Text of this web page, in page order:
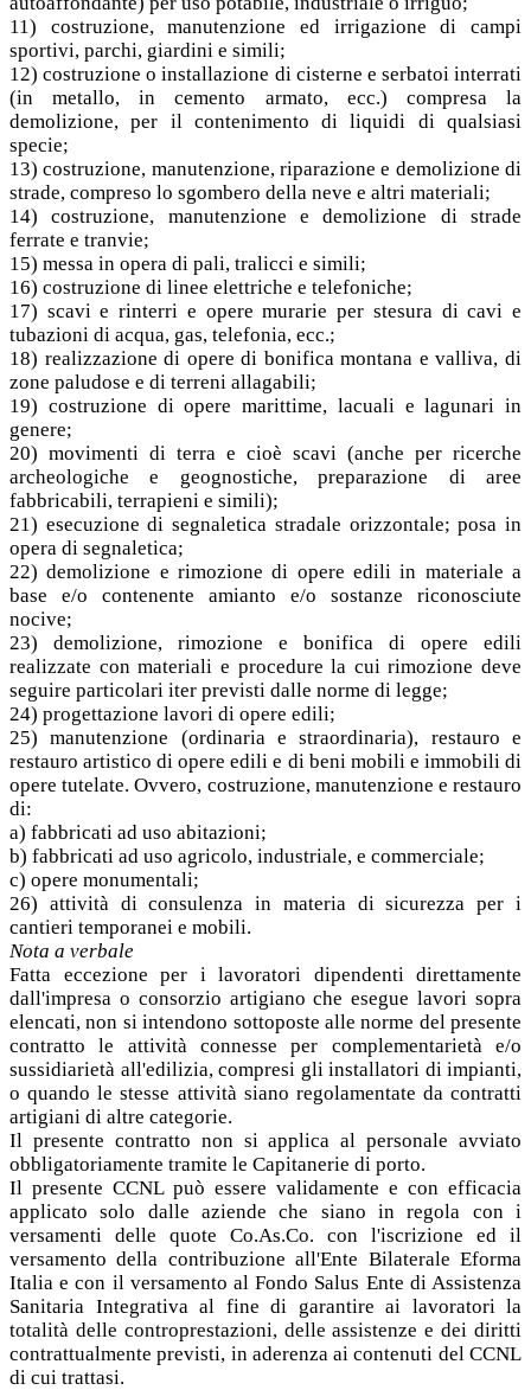
11) costruzione, manutenzione ed irrigazione di campi
sportivi, parchi, giardini e simili;
12) costruzione o installazione di cisterne e serbatoi interrati
(in metallo, in cemento armato, ecc.) compresa la
demolizione, per il contenimento di liquidi di qualsiasi
specie;
13) costruzione, manutenzione, riparazione e demolizione di
strade, compreso lo sgombero della neve e altri materiali;
14) costruzione, manutenzione e demolizione di strade
ferrate e tranvie;
15) messa in opera di pali, tralicci e simili;
16) costruzione di linee elettriche e telefoniche;
17) scavi e rinterri e opere murarie per stesura di cavi e
tubazioni di acqua, gas, telefonia, ecc.;
18) realizzazione di opere di bonifica montana e valliva, di
zone paludose e di terreni allagabili;
19) costruzione di opere marittime, lacuali e lagunari in
genere;
20) movimenti di terra e cioè scavi (anche per ricerche
archeologiche e geognostiche, preparazione di aree
fabbricabili, terrapieni e simili);
21) esecuzione di segnaletica stradale orizzontale; posa in
opera di segnaletica;
22) demolizione e rimozione di opere edili in materiale a
base e/o contenente amianto e/o sostanze riconosciute
nocive;
23) demolizione, rimozione e bonifica di opere edili
realizzate con materiali e procedure la cui rimozione deve
seguire particolari iter previsti dalle norme di legge;
24) progettazione lavori di opere edili;
25) manutenzione (ordinaria e straordinaria), restauro e
restauro artistico di opere edili e di beni mobili e immobili di
opere tutelate. Ovvero, costruzione, manutenzione e restauro
di:
a) fabbricati ad uso abitazioni;
b) fabbricati ad uso agricolo, industriale, e commerciale;
c) opere monumentali;
26) attività di consulenza in materia di sicurezza per i
cantieri temporanei e mobili.
Nota a verbale
Fatta eccezione per i lavoratori dipendenti direttamente
dall'impresa o consorzio artigiano che esegue lavori sopra
elencati, non si intendono sottoposte alle norme del presente
contratto le attività connesse per complementarietà e/o
sussidiarietà all'edilizia, compresi gli installatori di impianti,
o quando le stesse attività siano regolamentate da contratti
artigiani di altre categorie.
Il presente contratto non si applica al personale avviato
obbligatoriamente tramite le Capitanerie di porto.
Il presente CCNL può essere validamente e con efficacia
applicato solo dalle aziende che siano in regola con i
versamenti delle quote Co.As.Co. con l'iscrizione ed il
versamento della contribuzione all'Ente Bilaterale Eforma
Italia e con il versamento al Fondo Salus Ente di Assistenza
Sanitaria Integrativa al fine di garantire ai lavoratori la
totalità delle controprestazioni, delle assistenze e dei diritti
contrattualmente previsti, in aderenza ai contenuti del CCNL
di cui trattasi.